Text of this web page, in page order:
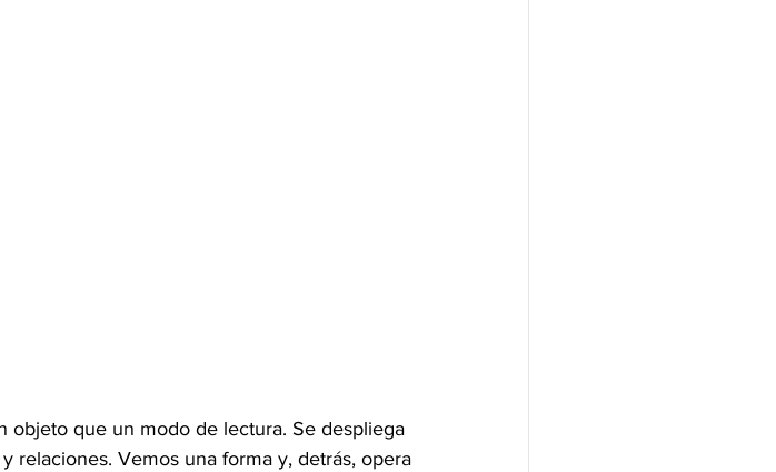
objeto que un modo de lectura. Se despliega
relaciones. Vemos una forma y, detrás, opera